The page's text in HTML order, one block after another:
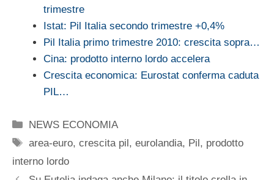
trimestre
Istat: Pil Italia secondo trimestre +0,4%
Pil Italia primo trimestre 2010: crescita sopra…
Cina: prodotto interno lordo accelera
Crescita economica: Eurostat conferma caduta
PIL…
Categorie
NEWS ECONOMIA
Tag
area-euro,crescita pil,eurolandia, Pil, prodotto
interno lordo